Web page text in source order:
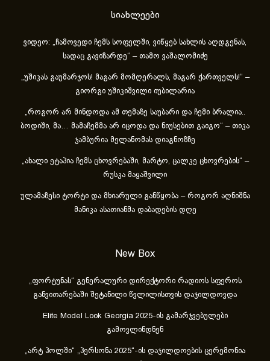
სიახლეები
ვიდეო: „ჩამოვედი ჩემს სოფელში, ვიწყებ სახლის აღდგენას,
სადაც გავიზარდე“ – თამო ვაშალომიძე
„უშიკას გაუმარჯოს! მაგარ მომღერალს, მაგარ ქართველს!“ –
გიორგი უშიკიშვილი იუბილარია
„როგორ არ მინდოდა ამ თემაზე საუბარი და ჩემი ბრალია..
ბოდიში, მა… მამაჩემმა არ იცოდა და ნიუსებით გაიგო“ – თიკა
ჯამბურია მელანომას დიაგნოზზე
„ახა­ლი ეტა­პია ჩემს ცხოვ­რე­ბა­ში, მარ­ტო, ცალ­კე ცხოვ­რე­ბის“ –
რუსკა მაყაშვილი
ულამაზესი ტორტი და მხიარული განწყობა – როგორ აღნიშნა
მანიკა ასათიანმა დაბადების დღე
New Box
„ფორტუნას“ გენერალური დირექტორი რადიოს სფეროს
განვითარებაში შეტანილი წვლილისთვის დაჯილდოვდა
Elite Model Look Georgia 2025-ის გამარჯვებულები
გამოვლინდნენ
„არტ ჰოლში“ „პერსონა 2025“-ის დაჯილდოების ცერემონია